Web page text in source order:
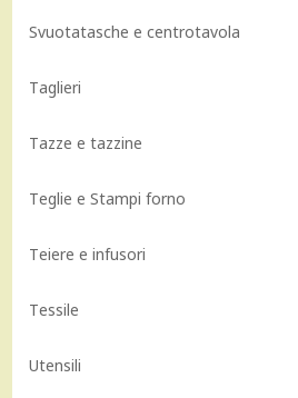
Svuotatasche e centrotavola
Taglieri
Tazze e tazzine
Teglie e Stampi forno
Teiere e infusori
Tessile
Utensili